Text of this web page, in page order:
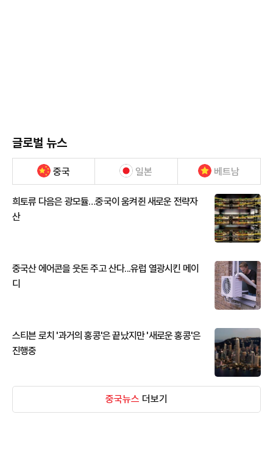
글로벌 뉴스
중국 일본 베트남
희토류 다음은 광모듈…중국이 움켜쥔 새로운 전략자
산
중국산 에어콘을 웃돈 주고 산다...유럽 열광시킨 메이
디
스티븐 로치 '과거의 홍콩'은 끝났지만 '새로운 홍콩'은
진행중
중국뉴스 더보기